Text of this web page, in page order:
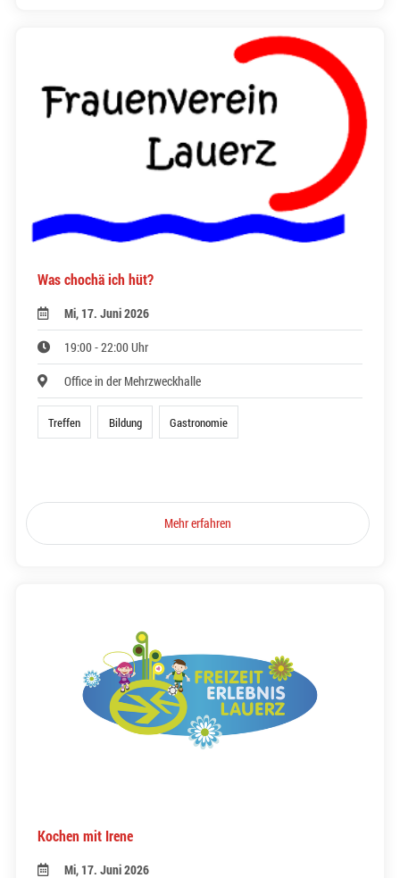
Was chochä ich hüt?
Mi, 17. Juni 2026
19:00 - 22:00 Uhr
Office in der Mehrzweckhalle
Treffen Bildung Gastronomie
Mehr erfahren
Kochen mit Irene
Mi, 17. Juni 2026